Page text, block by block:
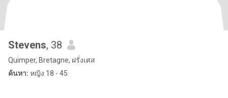
Stevens, 38
Quimper, Bretagne, ฝรั่งเศส
ค้นหา: หญิง 18 - 45